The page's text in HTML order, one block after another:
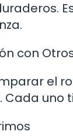
con
el
Cada uno